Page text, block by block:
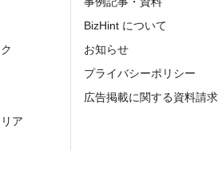
ア
BizHint について
お知らせ
プライバシーポリシー
広告掲載に関する資料請求